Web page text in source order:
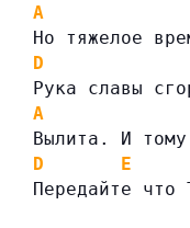
A
Но тяжелое
D
Рука славы
A
Вылита. И
D
E
Передайте что